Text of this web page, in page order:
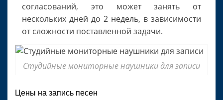
согласований, это может занять от
нескольких дней до 2 недель, в зависимости
от сложности поставленной задачи.
Студийные мониторные наушники для записи
Цены на запись песен